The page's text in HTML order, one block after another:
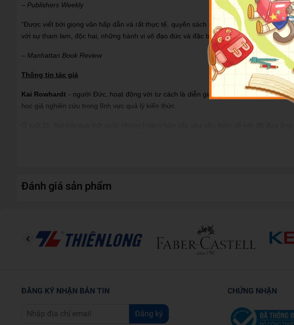
– Publishers Weekly
“Được viết bởi giọng văn hấp dẫn và rất thực tế, quyển sách này mang đến cho bạn
với sự tham lam, độc hại, những hành vi vô đạo đức và đặc biệt là tư duy kẻ thắng -
– Manhattan Book Review
Thông tin tác giả
Kai Rowhardt - người Đức, hoạt động với tư cách là diễn giả, tác giả, người thuyết
học giả nghiên cứu trong lĩnh vực quả lý kiến thức.
sư Thích Nhất Hạnh.Ông nhận được sắc phong từ Dòng tu Tiếp Hiện vào năm 2002,
Đánh giá sản phẩm
ĐĂNG KÝ NHẬN BẢN TIN
Đăng ký
CHỨNG NHẬN